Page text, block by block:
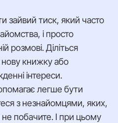
зайвий тиск, який часто
і просто
розмові. Діліться
книжку або
інтереси.
легше бути
з незнайомцями, яких,
побачите. І при цьому